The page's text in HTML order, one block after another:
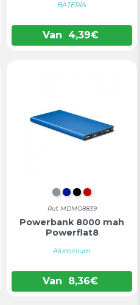
BATERÍA
Van 4,39€
MAT ZILVER
ZWART
ROOD
Ref: MDMO8839
Powerbank 8000 mah
Powerflat8
Aluminium
Van 8,36€